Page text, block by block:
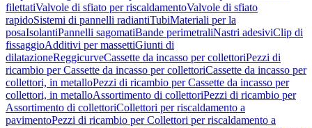
filettatiValvole di sfiato per riscaldamentoValvole di sfiato
rapidoSistemi di pannelli radiantiTubiMateriali per la
posaIsolantiPannelli sagomatiBande perimetraliNastri adesiviClip di
fissaggioAdditivi per massettiGiunti di
dilatazioneReggicurveCassette da incasso per collettoriPezzi di
ricambio per Cassette da incasso per collettoriCassette da incasso per
collettori, in metalloPezzi di ricambio per Cassette da incasso per
collettori, in metalloAssortimento di collettoriPezzi di ricambio per
Assortimento di collettoriCollettori per riscaldamento a
pavimentoPezzi di ricambio per Collettori per riscaldamento a